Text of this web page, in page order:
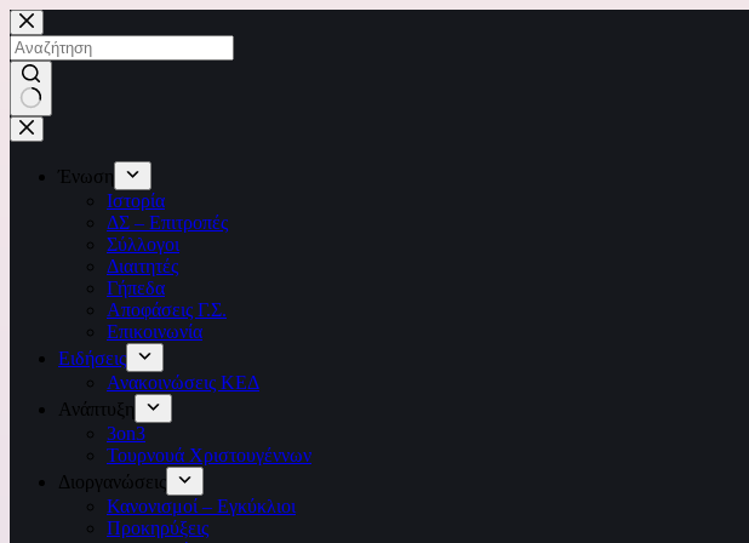
Ένωση
Ιστορία
ΔΣ – Επιτροπές
Σύλλογοι
Διαιτητές
Γήπεδα
Αποφάσεις Γ.Σ.
Επικοινωνία
Ειδήσεις
Ανακοινώσεις ΚΕΔ
Ανάπτυξη
3on3
Τουρνουά Χριστουγέννων
Διοργανώσεις
Κανονισμοί – Εγκύκλιοι
Προκηρύξεις